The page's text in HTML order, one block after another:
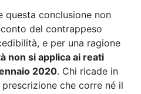
questa conclusione non
del contrappeso
e per una ragione
non si applica ai reati
2020. Chi ricade in
che corre né il